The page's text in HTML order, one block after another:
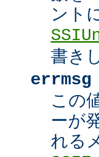
ント
書き
errmsg
この
ーが
れる